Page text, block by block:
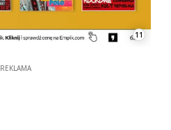
11
REKLAMA